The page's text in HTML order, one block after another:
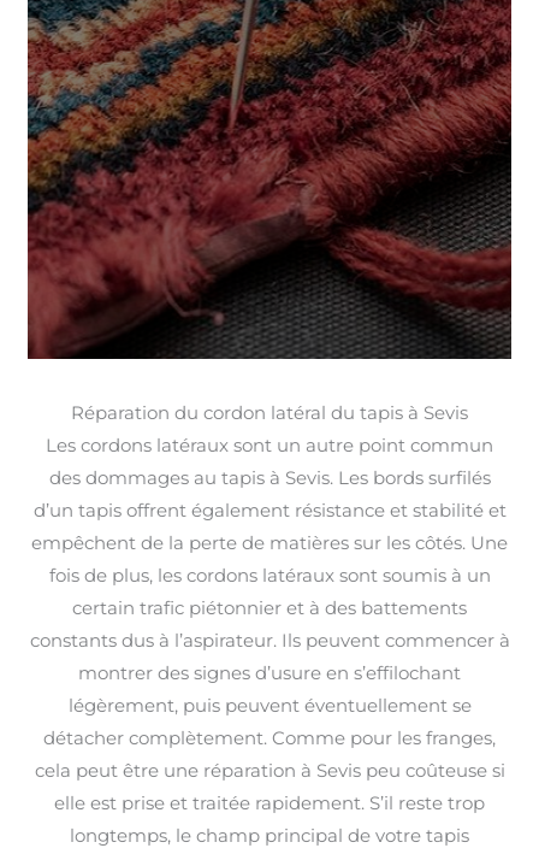
Réparation du cordon latéral du tapis à Sevis
Les cordons latéraux sont un autre point commun
des dommages au tapis à Sevis. Les bords surfilés
d’un tapis offrent également résistance et stabilité et
empêchent de la perte de matières sur les côtés. Une
fois de plus, les cordons latéraux sont soumis à un
certain trafic piétonnier et à des battements
constants dus à l’aspirateur. Ils peuvent commencer à
montrer des signes d’usure en s’effilochant
légèrement, puis peuvent éventuellement se
détacher complètement. Comme pour les franges,
cela peut être une réparation à Sevis peu coûteuse si
elle est prise et traitée rapidement. S’il reste trop
longtemps, le champ principal de votre tapis